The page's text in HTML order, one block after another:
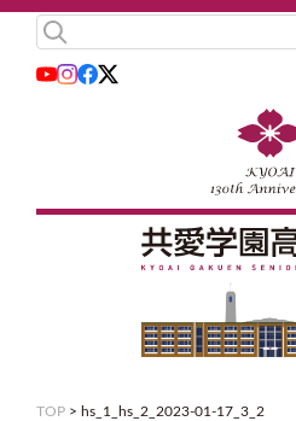
TOP > hs_1_hs_2_2023-01-17_3_2